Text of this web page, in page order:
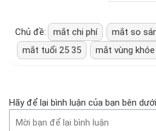
Chủ đề: mắt chi phí
mắt so
mắt tuổi 25 35
mắt vùng
Hãy để lại bình luận của bạn bên